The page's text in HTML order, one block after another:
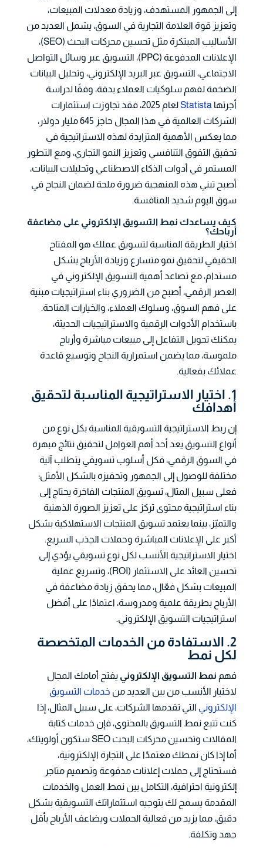
إلى الجمهور المستهدف، وزيادة معدلات المبيعات،
وتعزيز قوة العلامة التجارية في السوق، يشمل العديد من
الأساليب المبتكرة مثل تحسين محركات البحث (SEO)،
الإعلانات المدفوعة (PPC)، التسويق عبر وسائل التواصل
الاجتماعي، التسويق عبر البريد الإلكتروني، وتحليل البيانات
الضخمة لفهم سلوكيات العملاء بدقة، وفقًا لدراسة
أجرتها Statista
لعام 2025، فقد تجاوزت استثمارات
الشركات العالمية في هذا المجال حاجز 645 مليار دولار،
مما يعكس الأهمية المتزايدة لهذه الاستراتيجية في
تحقيق التفوق التنافسي وتعزيز النمو التجاري، ومع التطور
المستمر في أدوات الذكاء الاصطناعي وتحليلات البيانات،
أصبح تبني هذه المنهجية ضرورة ملحة لضمان النجاح في
سوق اليوم شديد المنافسة.
كيف يساعدك نمط التسويق الإلكتروني على مضاعفة
أرباحك؟
اختيار الطريقة المناسبة لتسويق عملك هو المفتاح
الحقيقي لتحقيق نمو متسارع وزيادة الأرباح بشكل
مستدام، مع تصاعد أهمية التسويق الإلكتروني في
العصر الرقمي، أصبح من الضروري بناء استراتيجيات مبنية
على فهم السوق، وسلوك العملاء، والخيارات المتاحة.
باستخدام الأدوات الرقمية والاستراتيجيات الحديثة،
يمكنك تحويل التفاعل إلى مبيعات مباشرة وأرباح
ملموسة، مما يضمن استمرارية النجاح وتوسيع قاعدة
عملائك بفعالية.
1. اختيار الاستراتيجية المناسبة لتحقيق
أهدافك
إن ربط الاستراتيجية التسويقية المناسبة بكل نوع من
أنواع التسويق يعد أحد أهم العوامل لتحقيق نتائج مبهرة
في السوق الرقمي، فكل أسلوب تسويقي يتطلب آلية
مختلفة للوصول إلى الجمهور وتحفيزه بالشكل الأمثل؛
فعلى سبيل المثال، تسويق المنتجات الفاخرة يحتاج إلى
بناء استراتيجية محتوى تركز على تعزيز الصورة الذهنية
والتميّز، بينما يعتمد تسويق المنتجات الاستهلاكية بشكل
أكبر على الإعلانات المباشرة وحملات الجذب السريع.
اختيار الاستراتيجية الأنسب لكل نوع تسويقي يؤدي إلى
تحسين العائد على الاستثمار (ROI)، وتسريع عملية
المبيعات بشكل فعّال، مما يحقق زيادة مضاعفة في
الأرباح بطريقة علمية ومدروسة، اعتمادًا على أفضل
استراتيجيات التسويق الإلكتروني.
2. الاستفادة من الخدمات المتخصصة
لكل نمط
فهم نمط التسويق الإلكتروني يفتح أمامك المجال
لاختيار الأنسب من بين العديد من خدمات التسويق
الإلكتروني التي تقدمها الشركات، على سبيل المثال، إذا
كنت تتبع نمط التسويق بالمحتوى، فإن خدمات كتابة
المقالات وتحسين محركات البحث SEO ستكون أولويتك،
أما إذا كان نمطك معتمدًا على التجارة الإلكترونية،
فستحتاج إلى حملات إعلانات مدفوعة وتصميم متاجر
إلكترونية احترافية، التكامل بين نمط العمل والخدمات
المقدمة يسمح لك بتوجيه استثماراتك التسويقية بشكل
دقيق، مما يزيد من فعالية الحملات ويضاعف الأرباح بأقل
جهد وتكلفة.